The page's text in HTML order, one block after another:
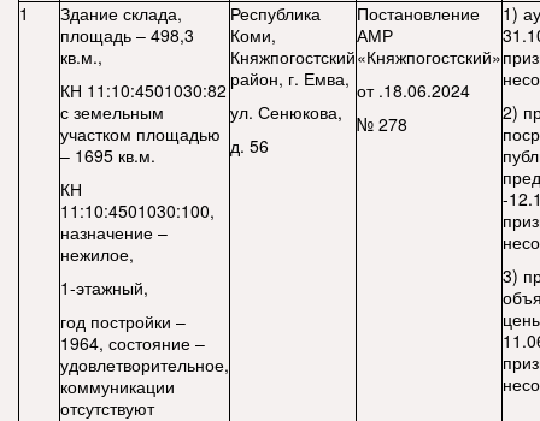
1
Здание склада,
площадь – 498,3
кв.м.,
КН 11:10:4501030:82
с земельным
участком площадью
– 1695 кв.м.
КН
11:10:4501030:100,
назначение –
нежилое,
1-этажный,
год постройки –
1964, состояние –
удовлетворительное,
коммуникации
отсутствуют
Республика
Коми,
Княжпогостский
район, г. Емва,
ул. Сенюкова,
д. 56
Постановление
АМР
«Княжпогостский»
от .18.06.2024
№ 278
1)
2)
-
3)